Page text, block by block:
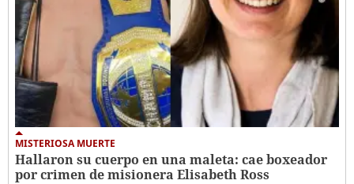
MISTERIOSA MUERTE
Hallaron su cuerpo en una maleta: cae boxeador
por crimen de misionera Elisabeth Ross